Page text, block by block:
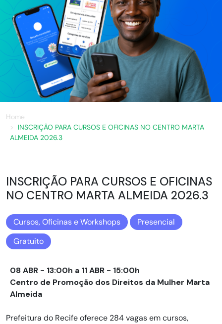
Home
INSCRIÇÃO PARA CURSOS E OFICINAS NO CENTRO MARTA
ALMEIDA 2026.3
INSCRIÇÃO PARA CURSOS E OFICINAS
NO CENTRO MARTA ALMEIDA 2026.3
Cursos, Oficinas e Workshops
Presencial
Gratuito
08 ABR - 13:00h a 11 ABR - 15:00h
Centro de Promoção dos Direitos da Mulher Marta
Almeida
Prefeitura do Recife oferece 284 vagas em cursos,